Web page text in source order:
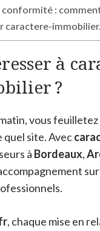
:
caractere-
à
?
vous feuilletez
quel site. Avec
à Bordeaux,
, chaque mise en